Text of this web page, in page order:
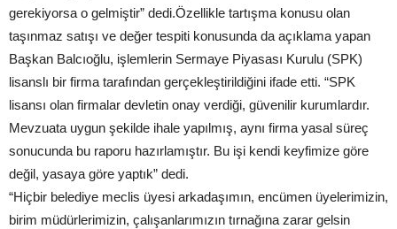
gerekiyorsa o gelmiştir” dedi.Özellikle tartışma konusu olan
taşınmaz satışı ve değer tespiti konusunda da açıklama yapan
Başkan Balcıoğlu, işlemlerin Sermaye Piyasası Kurulu (SPK)
lisanslı bir firma tarafından gerçekleştirildiğini ifade etti. “SPK
lisansı olan firmalar devletin onay verdiği, güvenilir kurumlardır.
Mevzuata uygun şekilde ihale yapılmış, aynı firma yasal süreç
sonucunda bu raporu hazırlamıştır. Bu işi kendi keyfimize göre
değil, yasaya göre yaptık” dedi.
“Hiçbir belediye meclis üyesi arkadaşımın, encümen üyelerimizin,
birim müdürlerimizin, çalışanlarımızın tırnağına zarar gelsin